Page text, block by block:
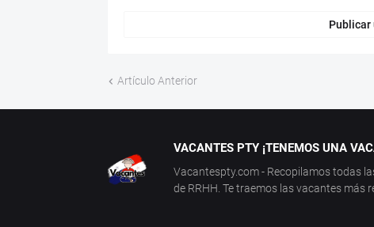
Publicar
Artículo Anterior
VACANTES PTY ¡TENEMOS UNA
Vacantespty.com - Recopilamos todas
de RRHH. Te traemos las vacantes más